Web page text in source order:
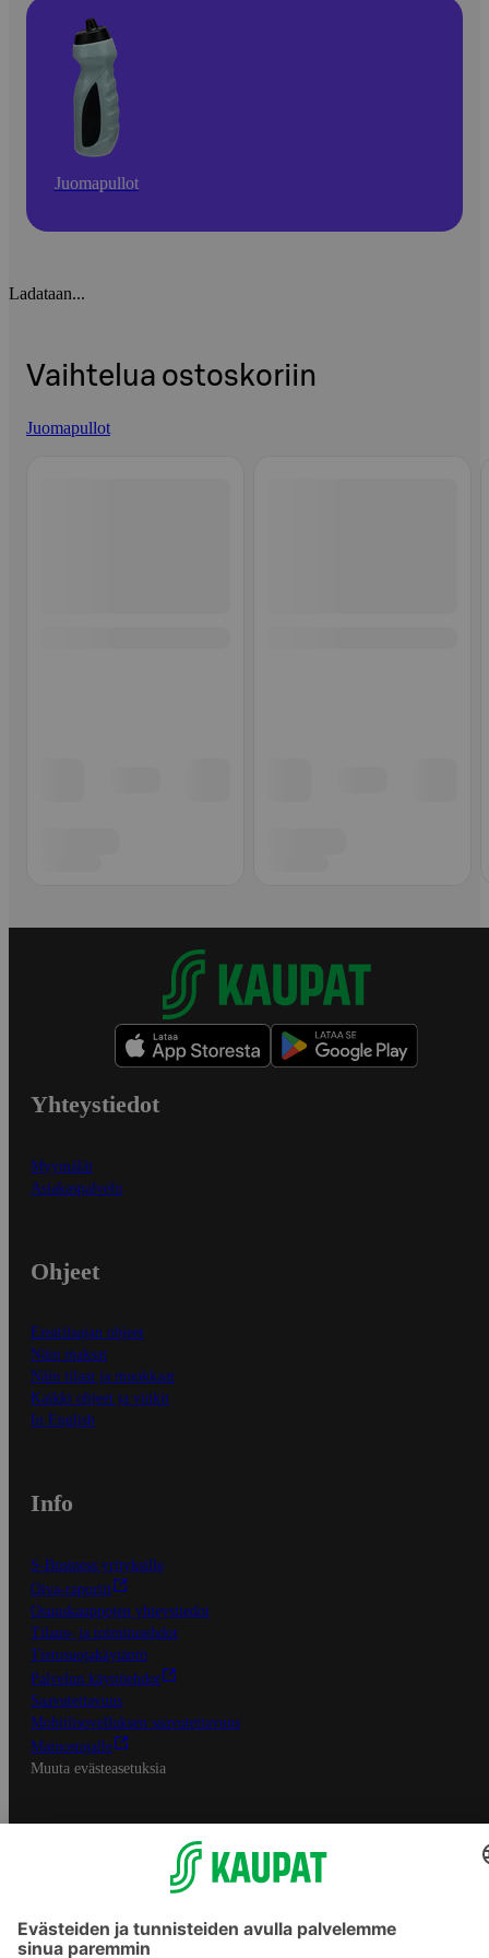
Juomapullot
Ladataan...
Vaihtelua ostoskoriin
Juomapullot
Yhteystiedot
Myymälät
Asiakaspalvelu
Ohjeet
Ensitilaajan ohjeet
Näin maksat
Näin tilaat ja muokkaat
Kaikki ohjeet ja vinkit
In English
Info
S-Business yrityksille
Oiva-raportit
Osuuskauppojen yhteystiedot
Tilaus- ja toimitusehdot
Tietosuojakäytäntö
Palvelun käyttöehdot
Saavutettavuus
Mobiilisovelluksen saavutettavuus
Mainostajalle
Muuta evästeasetuksia
S-ryhmän palvelut
Asiakasomistajuus